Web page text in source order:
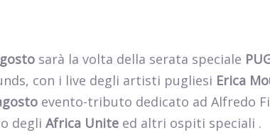
sarà la volta della serata speciale
con i live degli artisti pugliesi Erica
evento-tributo dedicato ad Alfredo
degli Africa Unite ed altri ospiti speciali .